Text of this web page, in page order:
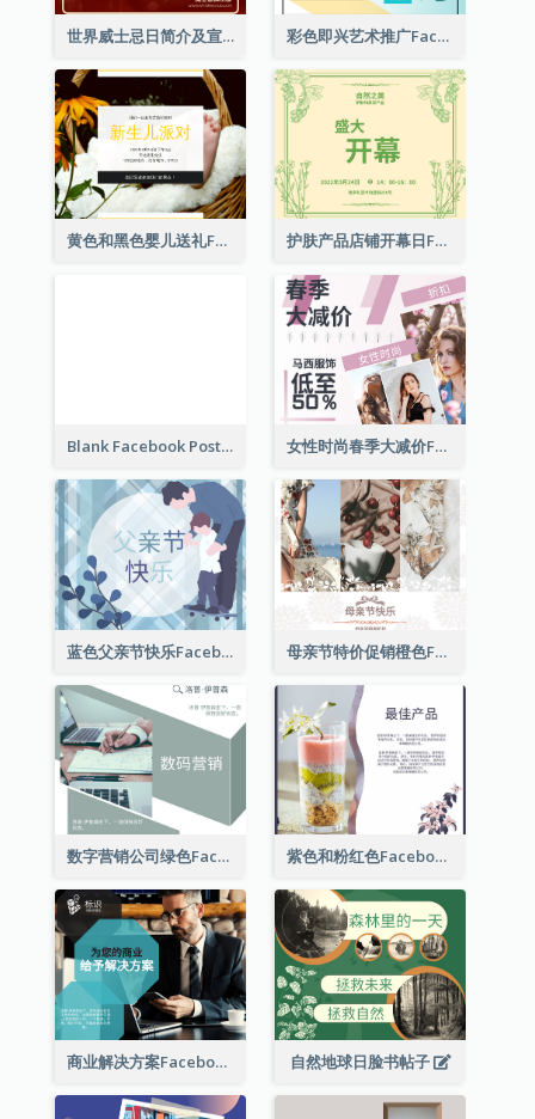
世界威士忌日简介及宣传用Facebook帖子 彩色即兴艺术推广Facebook帖子
黄色和黑色婴儿送礼Facebook帖子 护肤产品店铺开幕日Facebook帖子
Blank Facebook Post 女性时尚春季大减价Facebook帖子
蓝色父亲节快乐Facebook帖子 母亲节特价促销橙色Facebook帖子
数字营销公司绿色Facebook帖子 紫色和粉红色Facebook帖子
商业解决方案Facebook帖子 自然地球日脸书帖子